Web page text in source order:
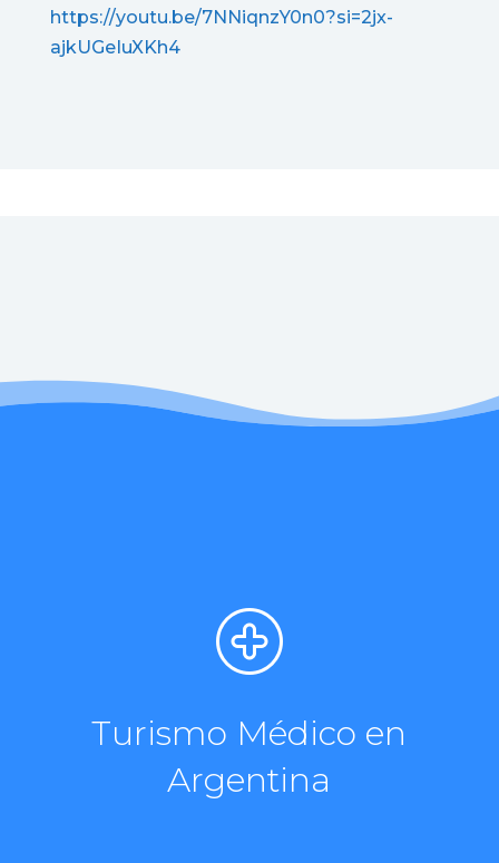
https://youtu.be/7NNiqnzY0n0?si=2jx-
ajkUGeIuXKh4
Turismo Médico en
Argentina